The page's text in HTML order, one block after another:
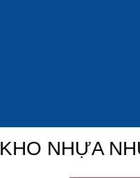
KHO NHỰA